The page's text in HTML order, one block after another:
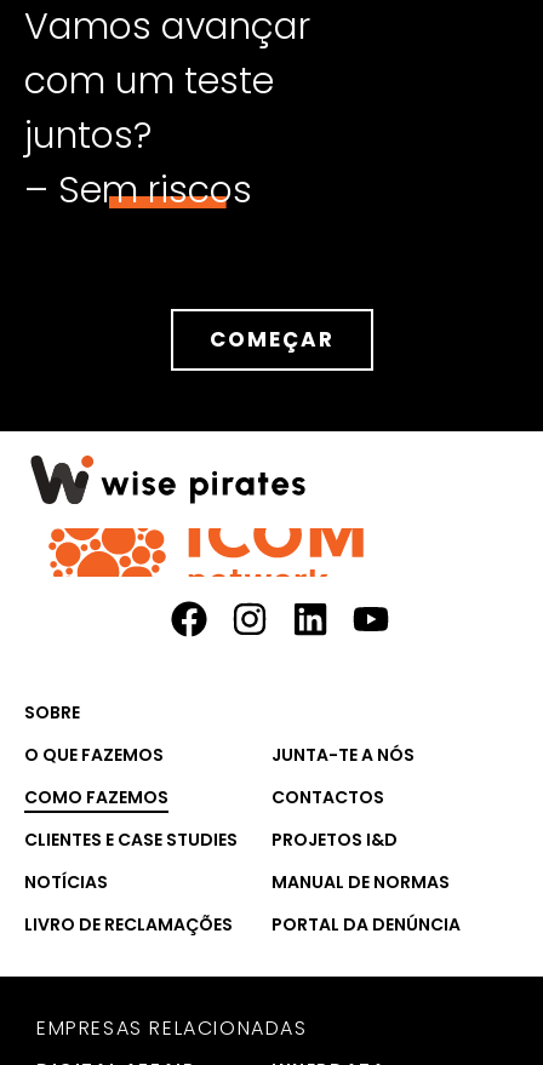
Vamos avançar
com um teste
juntos?
– Sem riscos
COMEÇAR
SOBRE
O QUE FAZEMOS
JUNTA-TE A NÓS
COMO FAZEMOS
CONTACTOS
CLIENTES E CASE STUDIES
PROJETOS I&D
NOTÍCIAS
MANUAL DE NORMAS
LIVRO DE RECLAMAÇÕES
PORTAL DA DENÚNCIA
EMPRESAS RELACIONADAS